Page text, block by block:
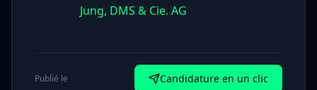
Jung, DMS & Cie. AG
Publié le Candidature en un clic